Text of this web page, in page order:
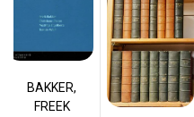
BAKKER,
FREEK